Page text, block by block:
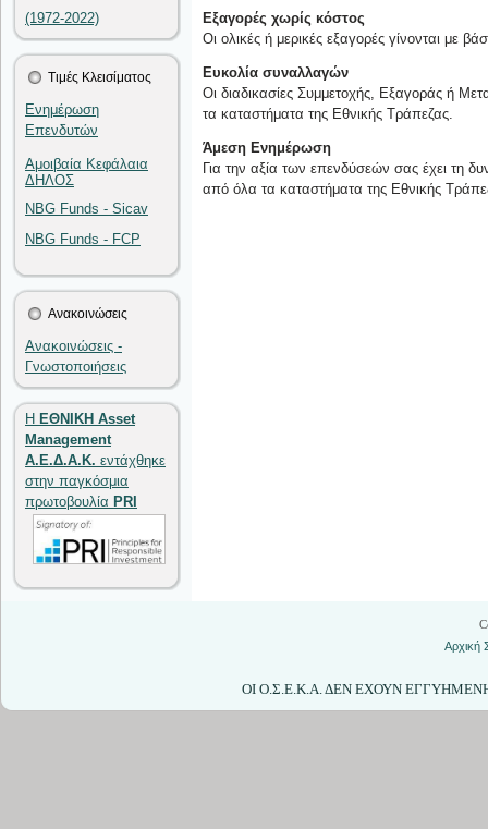
(1972-2022)
Τιμές Κλεισίματος
Ενημέρωση
Επενδυτών
Αμοιβαία Κεφάλαια
ΔΗΛΟΣ
NBG Funds - Sicav
NBG Funds - FCP
Ανακοινώσεις
Ανακοινώσεις -
Γνωστοποιήσεις
Η ΕΘΝΙΚΗ Asset
Management
Α.Ε.Δ.Α.Κ. εντάχθηκε
στην παγκόσμια
πρωτοβουλία PRI
Εξαγορές χωρίς κόστος
Οι ολικές ή μερικές εξαγορές γίνονται με
Ευκολία συναλλαγών
Οι διαδικασίες Συμμετοχής, Εξαγοράς ή
τα καταστήματα της Εθνικής Τράπεζας.
Άμεση Ενημέρωση
Για την αξία των επενδύσεών σας έχει τη
από όλα τα καταστήματα της Εθνικής
Αρχική
ΟΙ Ο.Σ.Ε.Κ.Α. ΔΕΝ ΕΧΟΥΝ